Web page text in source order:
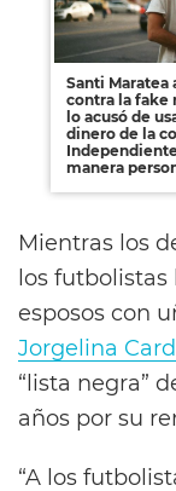
Santi
contra la fake
lo acusó de
dinero de la
manera
Mientras los
los futbolistas
esposos con
Jorgelina
“lista negra”
años por su
“A los